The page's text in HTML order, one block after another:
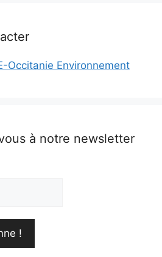
Occitanie Environnement
à notre newsletter